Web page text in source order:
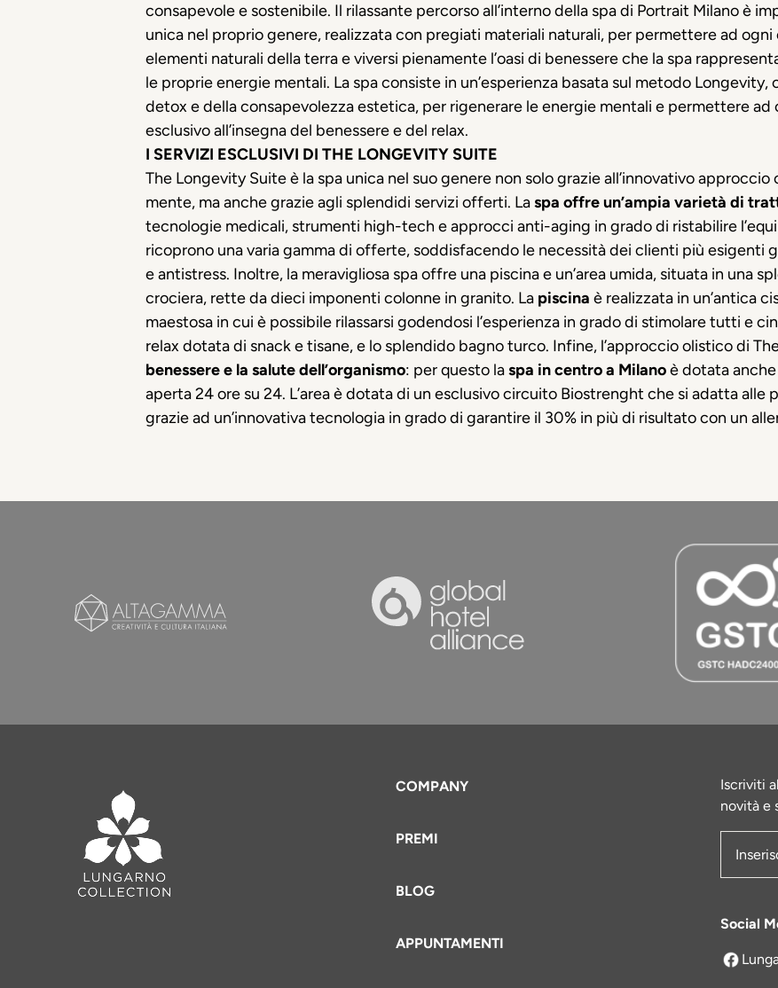
consapevole e sostenibile. Il rilassante percorso all’interno della spa di Portrait Milano è
unica nel proprio genere, realizzata con pregiati materiali naturali, per permettere ad
elementi naturali della terra e viversi pienamente l’oasi di benessere che la spa
le proprie energie mentali. La spa consiste in un’esperienza basata sul metodo Longevity,
detox e della consapevolezza estetica, per rigenerare le energie mentali e permettere
esclusivo all’insegna del benessere e del relax.
I SERVIZI ESCLUSIVI DI THE LONGEVITY SUITE
The Longevity Suite è la spa unica nel suo genere non solo grazie all’innovativo
mente, ma anche grazie agli splendidi servizi offerti. Laspa offre un’ampia varietà di
tecnologie medicali, strumenti high-tech e approcci anti-aging in grado di ristabilire
ricoprono una varia gamma di offerte, soddisfacendo le necessità dei clienti più esigenti
e antistress. Inoltre, la meravigliosa spa offre una piscina e un’area umida, situata in una
crociera, rette da dieci imponenti colonne in granito. La piscina è realizzata in un’antica
maestosa in cui è possibile rilassarsi godendosi l’esperienza in grado di stimolare tutti e
relax dotata di snack e tisane, e lo splendido bagno turco. Infine, l’approccio olistico di
benessere e la salute dell’organismo: per questo laspa in centro a Milanoè dotata
aperta 24 ore su 24. L’area è dotata di un esclusivo circuito Biostrenght che si adatta
grazie ad un’innovativa tecnologia in grado di garantire il 30% in più di risultato con un
COMPANY
PREMI
BLOG
APPUNTAMENTI
Iscriviti
novità e
Social
si apre